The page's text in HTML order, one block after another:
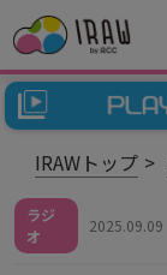
IRAWトップ
ラジ
オ
2025.09.09